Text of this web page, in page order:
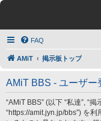
FAQ
AMiT 掲示板トップ
AMiT BBS - ユーザー
“AMiT BBS” (以下 “私達”, “掲
“https://amit.jyn.jp/bbs”) を